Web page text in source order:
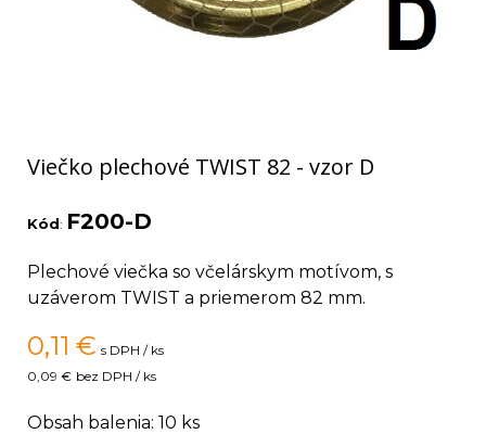
Viečko plechové TWIST 82 - vzor D
Kód: F200-D
Plechové viečka so včelárskym motívom, s
uzáverom TWIST a priemerom 82 mm.
0,11 € s DPH / ks
0,09 € bez DPH / ks
Obsah balenia: 10 ks